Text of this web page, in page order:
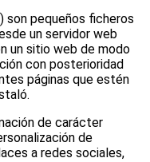
son pequeños ficheros
un servidor web
un sitio web de modo
con posterioridad
páginas que estén
de carácter
de
a redes sociales,